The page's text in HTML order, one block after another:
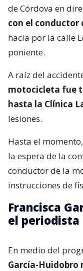
de Córdova en
con el
hacía por la calle
poniente.
A raíz del
motocicleta fue
hasta la Clínica
lesiones.
Hasta el
la espera de la
conductor de la
instrucciones de
Francisca
el periodista
En medio del
García-Huidobro